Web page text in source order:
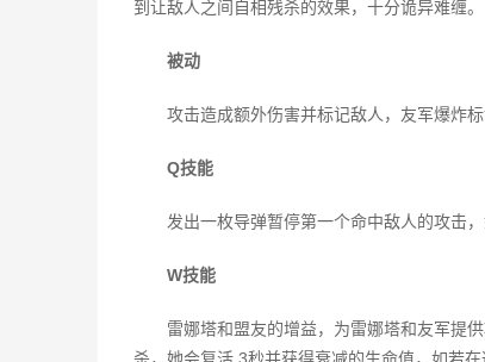
到让敌人之间自相残杀的效果，十分诡异难缠。
被动
攻击造成额外伤害并标记敌人，友军爆炸
Q技能
发出一枚导弹暂停第一个命中敌人的攻击
W技能
雷娜塔和盟友的增益，为雷娜塔和友军提